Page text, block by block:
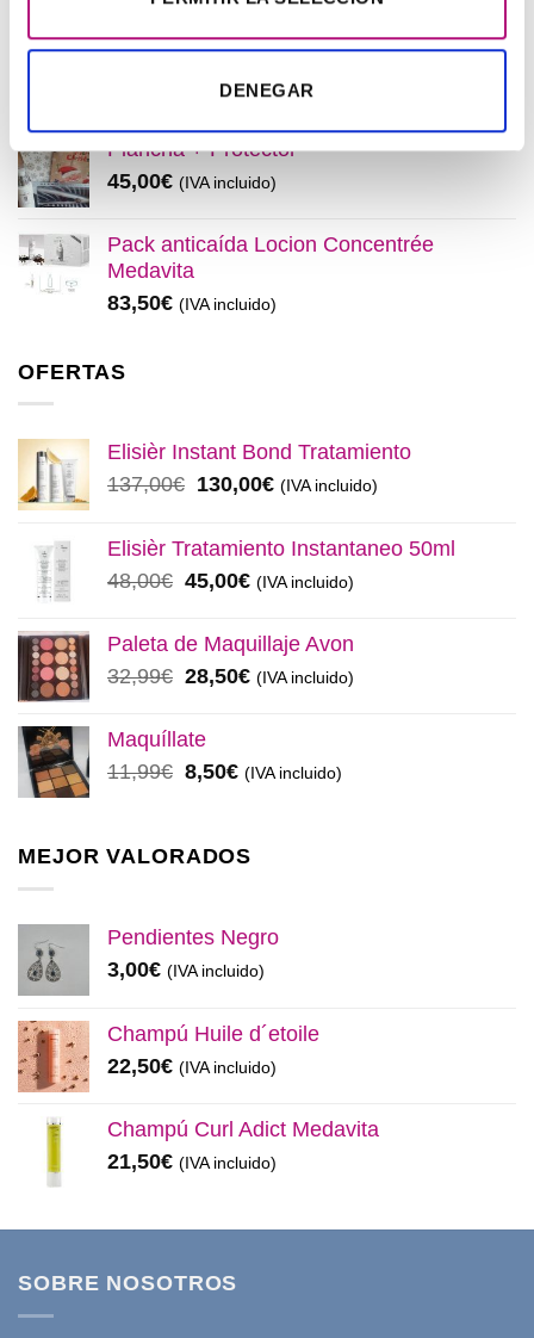
DENEGAR
original
137,00€.
actual
130,00€.
Elisièr Tratamiento Instantaneo 50ml
original
48,00€.
45,00€El
actual
45,00€.
(IVA incluido)
Plancha + Protector
45,00€ (IVA incluido)
Pack anticaída Locion Concentrée
Medavita
83,50€ (IVA incluido)
OFERTAS
Elisièr Instant Bond Tratamiento
137,00€ El
original
137,00€.
130,00€El
actual
130,00€.
(IVA incluido)
Elisièr Tratamiento Instantaneo 50ml
48,00€ El
original
48,00€.
45,00€El
actual
45,00€.
(IVA incluido)
Paleta de Maquillaje Avon
32,99€ El
original
32,99€.
28,50€El
28,50€.
(IVA incluido)
Maquíllate
11,99€ El
era:
8,50€El
es:
(IVA incluido)
MEJOR VALORADOS
Pendientes Negro
3,00€ (IVA incluido)
Champú Huile d´etoile
22,50€ (IVA incluido)
Champú Curl Adict Medavita
21,50€ (IVA incluido)
SOBRE NOSOTROS